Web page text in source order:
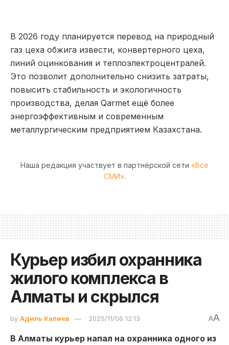
В 2026 году планируется перевод на природный
газ цеха обжига извести, конвертерного цеха,
линий оцинкования и теплоэлектроцентралей.
Это позволит дополнительно снизить затраты,
повысить стабильность и экологичность
производства, делая Qarmet ещё более
энергоэффективным и современным
металлургическим предприятием Казахстана.
Наша редакция участвует в партнёрской сети «Все
СМИ».
Курьер избил охранника
жилого комплекса в
Алматы и скрылся
by Адиль Калиев 2025/11/06 12:13 AA
В Алматы курьер напал на охранника одного из